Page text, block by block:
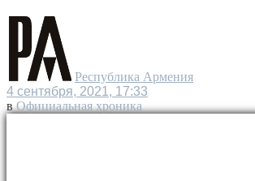
Республика Армения
4 сентября, 2021, 17:33
в Официальная хроника